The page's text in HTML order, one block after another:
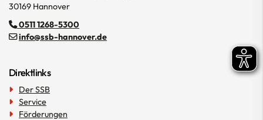
30169 Hannover
0511 1268-5300
info@ssb-hannover.de
Direktlinks
Der SSB
Service
Förderungen